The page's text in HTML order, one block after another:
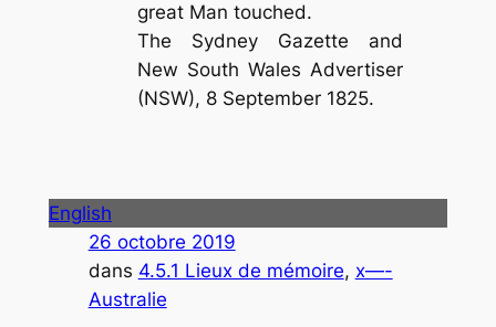
great Man touched.
The Sydney Gazette and
New South Wales Advertiser
(NSW), 8 September 1825.
English
26 octobre 2019
dans 4.5.1 Lieux de mémoire, x—-
Australie